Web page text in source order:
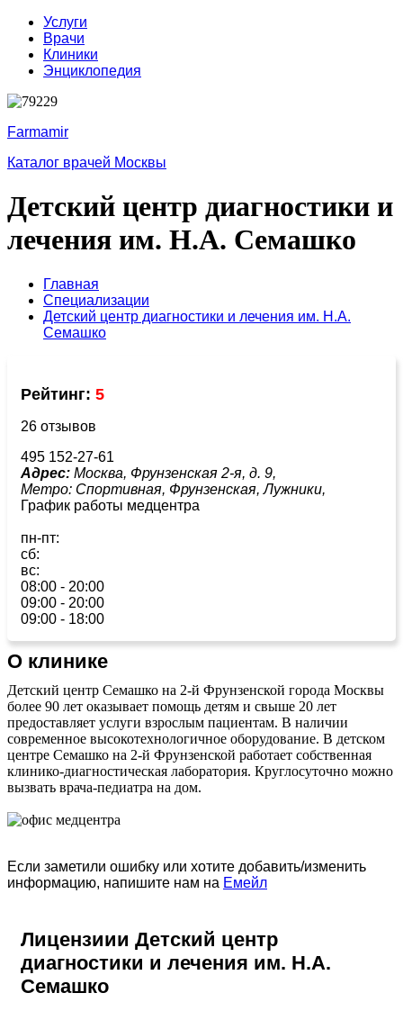
Услуги
Врачи
Клиники
Энциклопедия
Farmamir
Каталог врачей Москвы
Детский центр диагностики и
лечения им. Н.А. Семашко
Главная
Специализации
Детский центр диагностики и лечения им. Н.А.
Семашко
Рейтинг: 5
26 отзывов
495 152-27-61
Адрес: Москва, Фрунзенская 2-я, д. 9,
Метро: Спортивная, Фрунзенская,Лужники,
График работы медцентра
пн-пт:
сб:
вс:
08:00 - 20:00
09:00 - 20:00
09:00 - 18:00
О клинике
Детский центр Семашко на 2-й Фрунзенской города Москвы
более 90 лет оказывает помощь детям и свыше 20 лет
предоставляет услуги взрослым пациентам. В наличии
современное высокотехнологичное оборудование. В детском
центре Семашко на 2-й Фрунзенской работает собственная
клинико-диагностическая лаборатория. Круглосуточно можно
вызвать врача-педиатра на дом.
Если заметили ошибку или хотите добавить/изменить
информацию, напишите нам на Емейл
Лицензиии Детский центр
диагностики и лечения им. Н.А.
Семашко